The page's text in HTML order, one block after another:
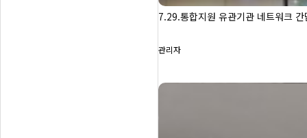
7.29.통합지원 유관기관 네트워크
관리자